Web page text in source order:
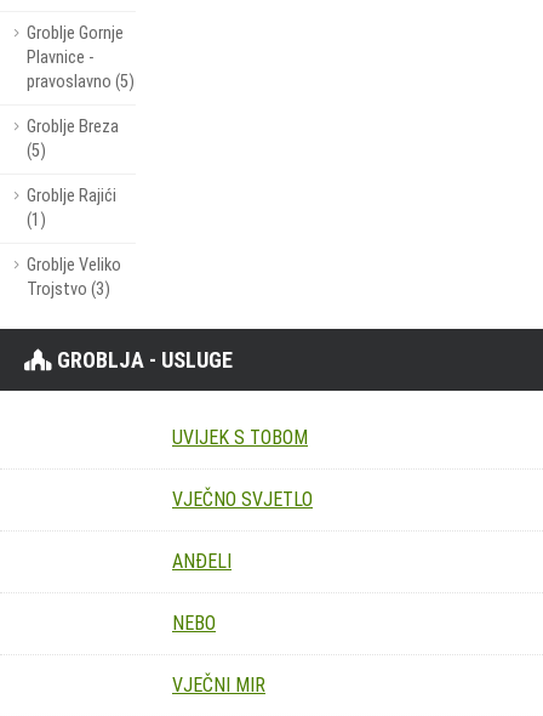
Groblje Gornje
Plavnice -
pravoslavno (5)
Groblje Breza
(5)
Groblje Rajići
(1)
Groblje Veliko
Trojstvo (3)
GROBLJA - USLUGE
UVIJEK S TOBOM
VJEČNO SVJETLO
ANĐELI
NEBO
VJEČNI MIR